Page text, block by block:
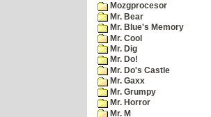
Mozgprocesor
Mr. Bear
Mr. Blue's Memory
Mr. Cool
Mr. Dig
Mr. Do!
Mr. Do's Castle
Mr. Gaxx
Mr. Grumpy
Mr. Horror
Mr. M